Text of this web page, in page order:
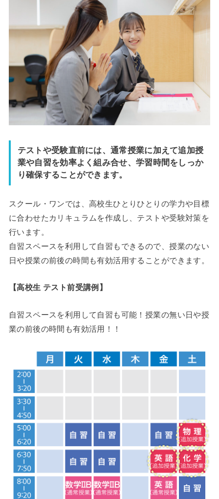
テストや受験直前には、通常授業に加えて追加授
業や自習を効率よく組み合せ、学習時間をしっか
り確保することができます。
スクール・ワンでは、高校生ひとりひとりの学力や目標
に合わせたカリキュラムを作成し、テストや受験対策を
行います。
自習スペースを利用して自習もできるので、授業のない
日や授業の前後の時間も有効活用することができます。
【高校生 テスト前受講例】
自習スペースを利用して自習も可能！授業の無い日や授
業の前後の時間も有効活用！！